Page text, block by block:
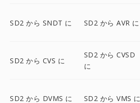
SD2 から SNDT に SD2 から AVR に
SD2 から CVS に
SD2 から CVSD
に
SD2 から DVMS に SD2 から VMS に